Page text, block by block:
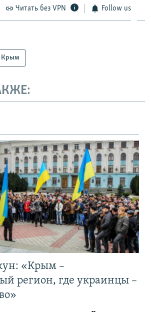
Читать без VPN Follow us
Крым
«Крым –
регион, где украинцы –